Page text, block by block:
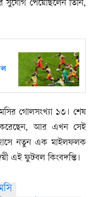
সুযোগ পেয়েছিলেন তিনি,
গোলসংখ্যা ১৩। শেষ
করেছেন, আর এখন সেই
নতুন এক মাইলফলক
এই ফুটবল কিংবদন্তি।